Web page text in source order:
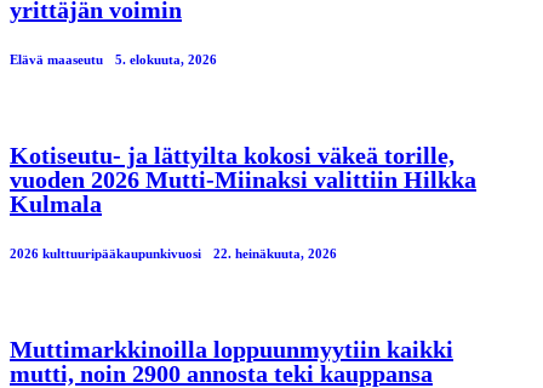
yrittäjän voimin
Elävä maaseutu 5. elokuuta, 2026
Kotiseutu- ja lättyilta kokosi väkeä torille,
vuoden 2026 Mutti-Miinaksi valittiin Hilkka
Kulmala
2026 kulttuuripääkaupunkivuosi 22. heinäkuuta, 2026
Muttimarkkinoilla loppuunmyytiin kaikki
mutti, noin 2900 annosta teki kauppansa